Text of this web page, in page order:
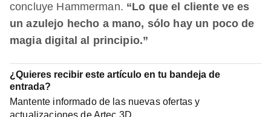
concluye Hammerman. “Lo que el cliente ve es
un azulejo hecho a mano, sólo hay un poco de
magia digital al principio.”
¿Quieres recibir este artículo en tu bandeja de
entrada?
Mantente informado de las nuevas ofertas y
actualizaciones de Artec 3D.